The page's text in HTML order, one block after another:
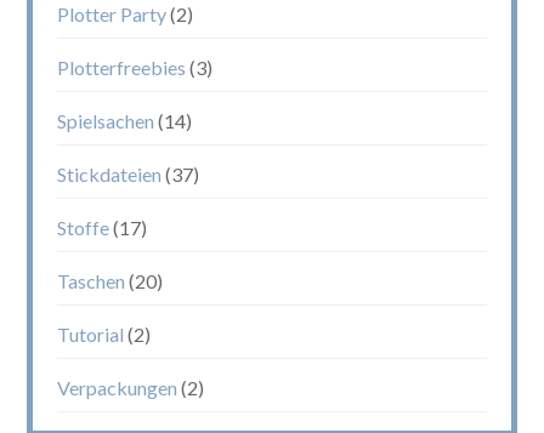
Plotter Party(2)
Plotterfreebies (3)
Spielsachen (14)
Stickdateien (37)
Stoffe(17)
Taschen (20)
Tutorial (2)
Verpackungen (2)